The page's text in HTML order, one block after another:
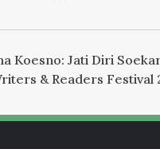
Koesno: Jati Diri
& Readers Festival